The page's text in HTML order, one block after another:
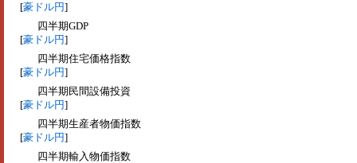
[豪ドル円]
四半期GDP
[豪ドル円]
四半期住宅価格指数
[豪ドル円]
四半期民間設備投資
[豪ドル円]
四半期生産者物価指数
[豪ドル円]
四半期輸入物価指数